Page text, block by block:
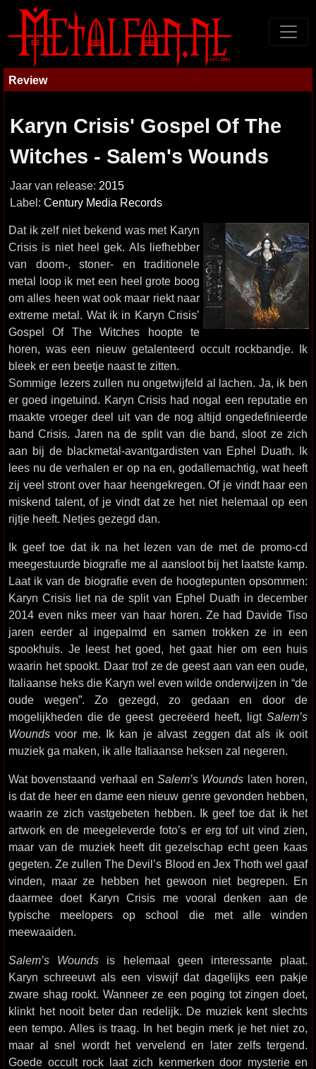
Review
Karyn Crisis' Gospel Of The
Witches - Salem's Wounds
Jaar van release: 2015
Label: Century Media Records
Dat ik zelf niet bekend was met Karyn
Crisis is niet heel gek. Als liefhebber
van doom-, stoner- en traditionele
metal loop ik met een heel grote boog
om alles heen wat ook maar riekt naar
extreme metal. Wat ik in Karyn Crisis’
Gospel Of The Witches hoopte te
horen, was een nieuw getalenteerd occult rockbandje. Ik
bleek er een beetje naast te zitten.
Sommige lezers zullen nu ongetwijfeld al lachen. Ja, ik ben
er goed ingetuind. Karyn Crisis had nogal een reputatie en
maakte vroeger deel uit van de nog altijd ongedefinieerde
band Crisis. Jaren na de split van die band, sloot ze zich
aan bij de blackmetal-avantgardisten van Ephel Duath. Ik
lees nu de verhalen er op na en, godallemachtig, wat heeft
zij veel stront over haar heengekregen. Of je vindt haar een
miskend talent, of je vindt dat ze het niet helemaal op een
rijtje heeft. Netjes gezegd dan.
Ik geef toe dat ik na het lezen van de met de promo-cd
meegestuurde biografie me al aansloot bij het laatste kamp.
Laat ik van de biografie even de hoogtepunten opsommen:
Karyn Crisis liet na de split van Ephel Duath in december
2014 even niks meer van haar horen. Ze had Davide Tiso
jaren eerder al ingepalmd en samen trokken ze in een
spookhuis. Je leest het goed, het gaat hier om een huis
waarin het spookt. Daar trof ze de geest aan van een oude,
Italiaanse heks die Karyn wel even wilde onderwijzen in “de
oude wegen”. Zo gezegd, zo gedaan en door de
mogelijkheden die de geest gecreëerd heeft, ligt Salem’s
Wounds voor me. Ik kan je alvast zeggen dat als ik ooit
muziek ga maken, ik alle Italiaanse heksen zal negeren.
Wat bovenstaand verhaal enSalem’s Wounds laten horen,
is dat de heer en dame een nieuw genre gevonden hebben,
waarin ze zich vastgebeten hebben. Ik geef toe dat ik het
artwork en de meegeleverde foto’s er erg tof uit vind zien,
maar van de muziek heeft dit gezelschap echt geen kaas
gegeten. Ze zullen The Devil’s Blood en Jex Thoth wel gaaf
vinden, maar ze hebben het gewoon niet begrepen. En
daarmee doet Karyn Crisis me vooral denken aan de
typische meelopers op school die met alle winden
meewaaiden.
Salem’s Wounds is helemaal geen interessante plaat.
Karyn schreeuwt als een viswijf dat dagelijks een pakje
zware shag rookt. Wanneer ze een poging tot zingen doet,
klinkt het nooit beter dan redelijk. De muziek kent slechts
een tempo. Alles is traag. In het begin merk je het niet zo,
maar al snel wordt het vervelend en later zelfs tergend.
Goede occult rock laat zich kenmerken door mysterie en